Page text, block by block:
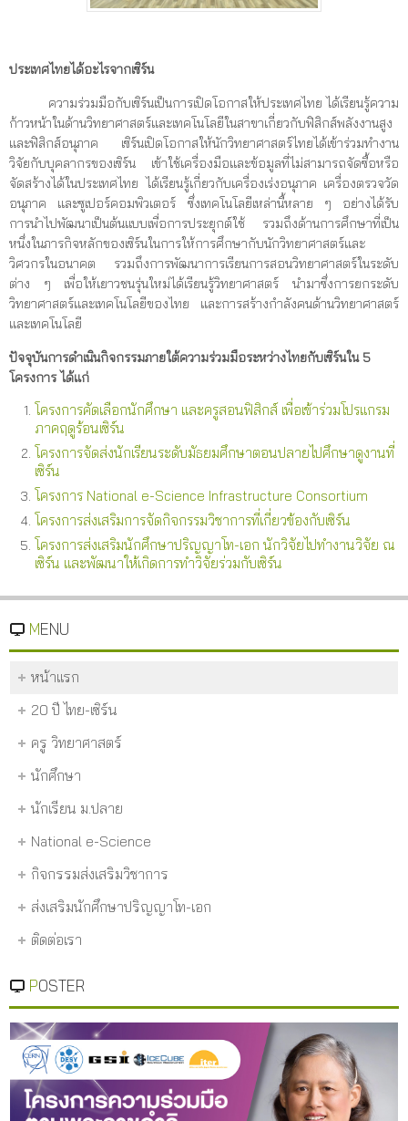
ประเทศไทยได้อะไรจากเซิร์น
ความร่วมมือกับเซิร์นเป็นการเปิดโอกาสให้ประเทศไทย ได้เรียนรู้ความ
ก้าวหน้าในด้านวิทยาศาสตร์และเทคโนโลยีในสาขาเกี่ยวกับฟิสิกส์พลังงานสูง
และฟิสิกส์อนุภาค เซิร์นเปิดโอกาสให้นักวิทยาศาสตร์ไทยได้เข้าร่วมทำงาน
วิจัยกับบุคลากรของเซิร์น เข้าใช้เครื่องมือและข้อมูลที่ไม่สามารถจัดซื้อหรือ
จัดสร้างได้ในประเทศไทย ได้เรียนรู้เกี่ยวกับเครื่องเร่งอนุภาค เครื่องตรวจวัด
อนุภาค และซูเปอร์คอมพิวเตอร์ ซึ่งเทคโนโลยีเหล่านี้หลาย ๆ อย่างได้รับ
การนำไปพัฒนาเป็นต้นแบบเพื่อการประยุกต์ใช้ รวมถึงด้านการศึกษาที่เป็น
หนึ่งในภารกิจหลักของเซิร์นในการให้การศึกษากับนักวิทยาศาสตร์และ
วิศวกรในอนาคต รวมถึงการพัฒนาการเรียนการสอนวิทยาศาสตร์ในระดับ
ต่าง ๆ เพื่อให้เยาวชนรุ่นใหม่ได้เรียนรู้วิทยาศาสตร์ นำมาซึ่งการยกระดับ
วิทยาศาสตร์และเทคโนโลยีของไทย และการสร้างกำลังคนด้านวิทยาศาสตร์
และเทคโนโลยี
ปัจจุบันการดำเนินกิจกรรมภายใต้ความร่วมมือระหว่างไทยกับเซิร์นใน 5
โครงการ ได้แก่
โครงการคัดเลือกนักศึกษา และครูสอนฟิสิกส์ เพื่อเข้าร่วมโปรแกรม
ภาคฤดูร้อนเซิร์น
โครงการจัดส่งนักเรียนระดับมัธยมศึกษาตอนปลายไปศึกษาดูงานที่
เซิร์น
โครงการ National e-Science Infrastructure Consortium
โครงการส่งเสริมการจัดกิจกรรมวิชาการที่เกี่ยวข้องกับเซิร์น
โครงการส่งเสริมนักศึกษาปริญญาโท-เอก นักวิจัยไปทำงานวิจัย ณ
เซิร์น และพัฒนาให้เกิดการทำวิจัยร่วมกับเซิร์น
MENU
หน้าแรก
20 ปี ไทย-เซิร์น
ครู วิทยาศาสตร์
นักศึกษา
นักเรียน ม.ปลาย
National e-Science
กิจกรรมส่งเสริมวิชาการ
ส่งเสริมนักศึกษาปริญญาโท-เอก
ติดต่อเรา
POSTER